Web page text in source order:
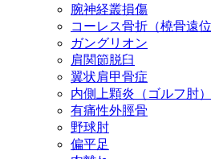
腕神経叢損傷
コーレス骨折（橈骨遠位
ガングリオン
肩関節脱臼
翼状肩甲骨症
内側上顆炎（ゴルフ肘）
有痛性外脛骨
野球肘
偏平足